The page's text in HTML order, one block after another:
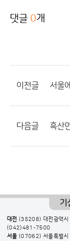
댓글 0개
이전글
다음글 흑산
기
대전 (35208) 대전광역시
(042)481-7500
서울 (07062) 서울특별시